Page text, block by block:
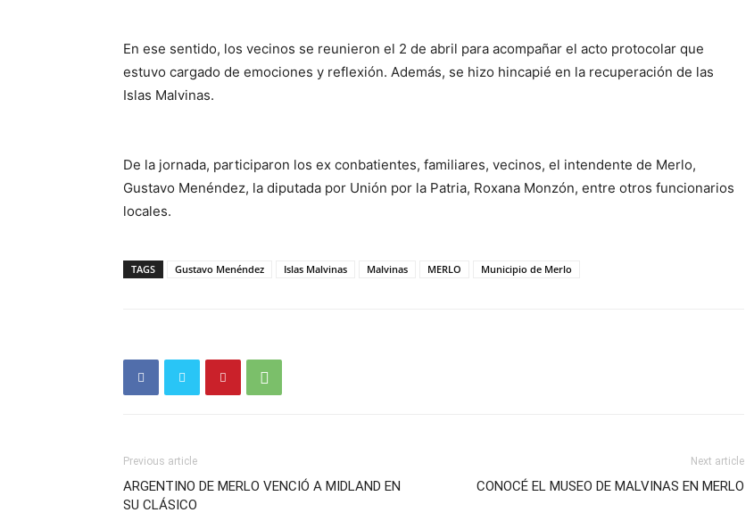
En ese sentido, los vecinos se reunieron el 2 de abril para acompañar el acto protocolar que
estuvo cargado de emociones y reflexión. Además, se hizo hincapié en la recuperación de las
Islas Malvinas.
De la jornada, participaron los ex conbatientes, familiares, vecinos, el intendente de Merlo,
Gustavo Menéndez, la diputada por Unión por la Patria, Roxana Monzón, entre otros funcionarios
locales.
TAGS Gustavo Menéndez Islas Malvinas Malvinas MERLO Municipio de Merlo
Previous article
ARGENTINO DE MERLO VENCIÓ A MIDLAND EN
SU CLÁSICO
Next article
CONOCÉ EL MUSEO DE MALVINAS EN MERLO